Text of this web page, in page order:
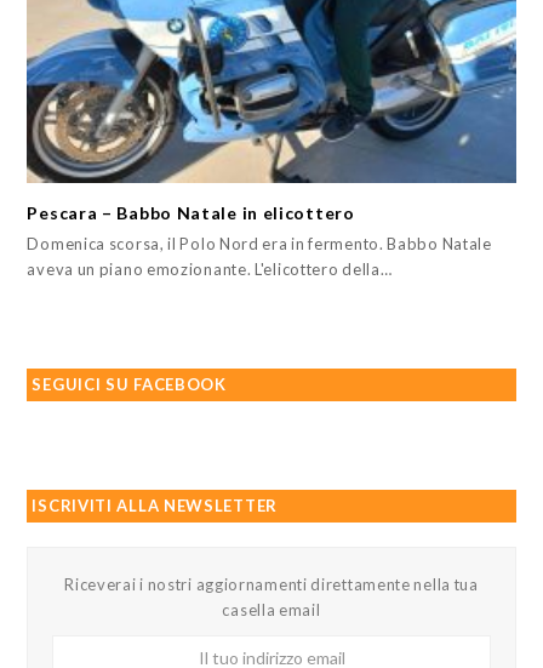
Pescara – Babbo Natale in elicottero
Domenica scorsa, il Polo Nord era in fermento. Babbo Natale
aveva un piano emozionante. L'elicottero della…
SEGUICI SU FACEBOOK
ISCRIVITI ALLA NEWSLETTER
Riceverai i nostri aggiornamenti direttamente nella tua
casella email